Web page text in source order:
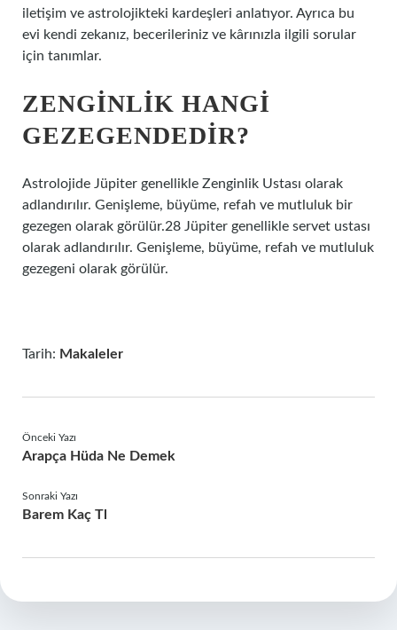
iletişim ve astrolojikteki kardeşleri anlatıyor. Ayrıca bu
evi kendi zekanız, becerileriniz ve kârınızla ilgili sorular
için tanımlar.
ZENGINLIK HANGI
GEZEGENDEDIR?
Astrolojide Jüpiter genellikle Zenginlik Ustası olarak
adlandırılır. Genişleme, büyüme, refah ve mutluluk bir
gezegen olarak görülür.28 Jüpiter genellikle servet ustası
olarak adlandırılır. Genişleme, büyüme, refah ve mutluluk
gezegeni olarak görülür.
Tarih: Makaleler
Önceki Yazı
Arapça Hüda Ne Demek
Sonraki Yazı
Barem Kaç Tl